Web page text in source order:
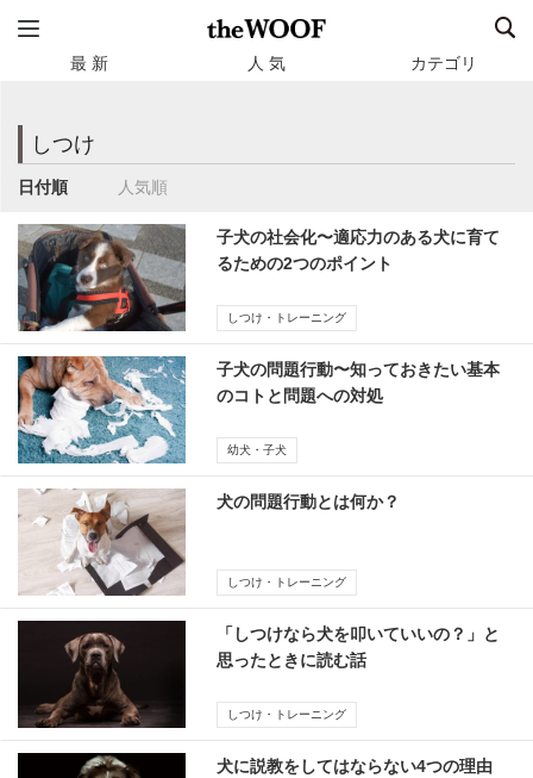
最 新 人 気 カテゴリ
しつけ
日付順 人気順
子犬の社会化〜適応力のある犬に育て
るための2つのポイント
しつけ・トレーニング
子犬の問題行動〜知っておきたい基本
のコトと問題への対処
幼犬・子犬
犬の問題行動とは何か？
しつけ・トレーニング
「しつけなら犬を叩いていいの？」と
思ったときに読む話
しつけ・トレーニング
犬に説教をしてはならない4つの理由